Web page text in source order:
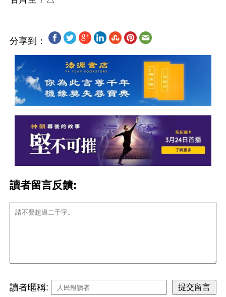
分享到：
讀者留言反饋:
讀者暱稱: